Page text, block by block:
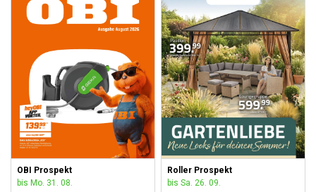
OBI Prospekt
bis Mo. 31. 08.
Roller Prospekt
bis Sa. 26. 09.